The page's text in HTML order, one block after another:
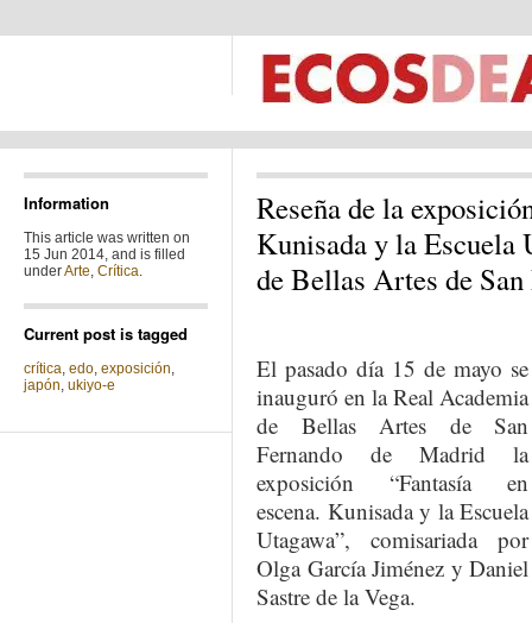
Information
This article was written on
15 Jun 2014, and is filled
underArte, Crítica.
Current post is tagged
crítica, edo, exposición,
japón, ukiyo-e
Reseña de la
Kunisada y la Escuela
de Bellas Artes de
El pasado día 15 de mayo se
inauguró en la Real Academia
de Bellas Artes de San
Fernando de Madrid la
exposición “Fantasía en
escena. Kunisada y la Escuela
Utagawa”, comisariada por
Olga García Jiménez y Daniel
Sastre de la Vega.